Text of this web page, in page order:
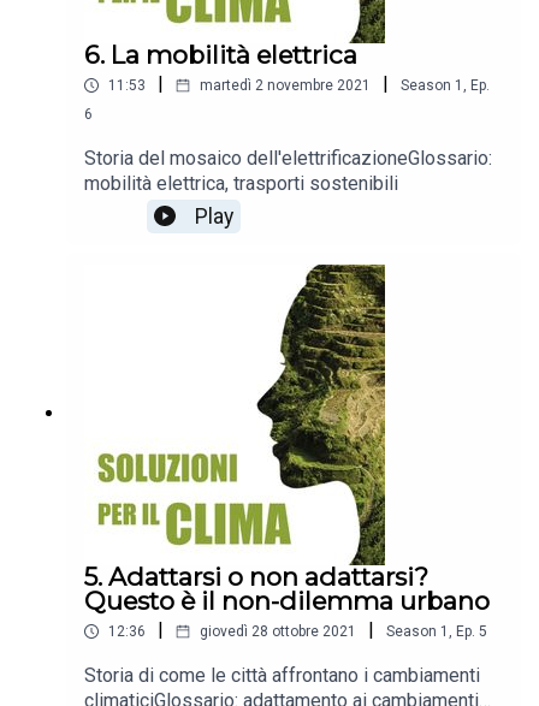
6. La mobilità elettrica
11:53 martedì 2 novembre 2021 Season 1 , Ep.
6
Storia del mosaico dell'elettrificazioneGlossario:
mobilità elettrica, trasporti sostenibili
Play
5. Adattarsi o non adattarsi?
Questo è il non-dilemma urbano
12:36 giovedì 28 ottobre 2021 Season 1 , Ep. 5
Storia di come le città affrontano i cambiamenti
climaticiGlossario: adattamento ai cambiamenti